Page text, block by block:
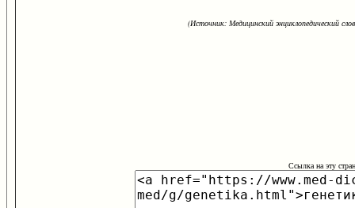
(Источник: Медицинский энциклопедический
Ссылка на эту